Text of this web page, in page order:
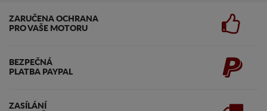
ZARUČENA OCHRANA
PRO VAŠE MOTORU
BEZPEČNÁ
PLATBA PAYPAL
ZASÍLÁNÍ